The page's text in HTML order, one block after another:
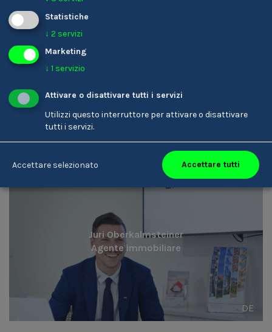
Juri Oberkalmsteiner
Agente immobiliare
DE
Statistiche
↓ 2 servizi
Marketing
↓ 1 servizio
Attivare o disattivare tutti i servizi
Utilizzi questo interruttore per attivare o disattivare
tutti i servizi.
Accettare selezionato Accettare tutti